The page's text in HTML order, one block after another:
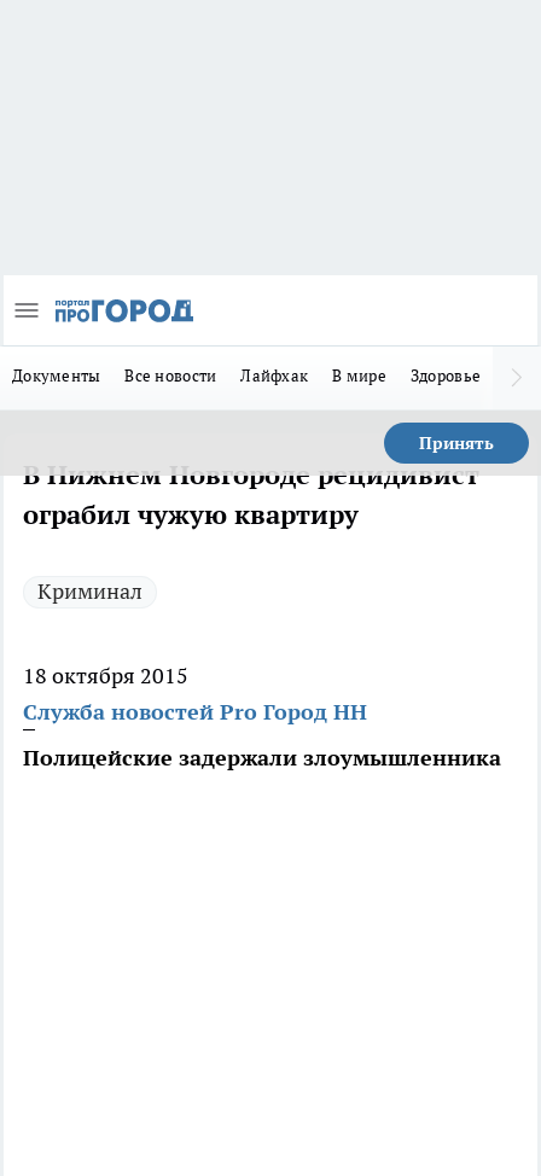
Документы Все новости Лайфхак В мире Здоровье
Принять
В Нижнем Новгороде рецидивист
ограбил чужую квартиру
Криминал
18 октября 2015
Служба новостей Pro Город НН
Полицейские задержали злоумышленника